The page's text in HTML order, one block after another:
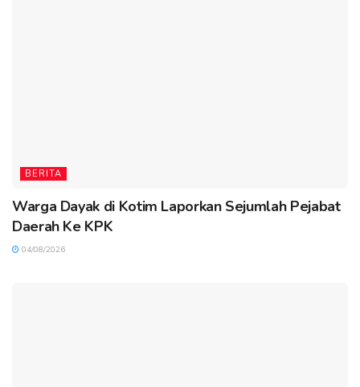
BERITA
Warga Dayak di Kotim Laporkan Sejumlah Pejabat
Daerah Ke KPK
04/08/2026